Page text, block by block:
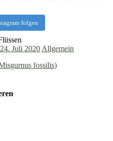
folgen
24. Juli 2020 Allgemein
fossilis)